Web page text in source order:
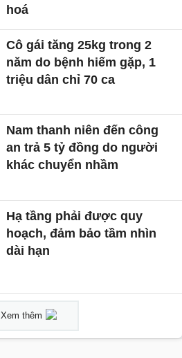
hoá
Cô gái tăng 25kg trong 2
năm do bệnh hiếm gặp, 1
triệu dân chỉ 70 ca
Nam thanh niên đến công
an trả 5 tỷ đồng do người
khác chuyển nhầm
Hạ tầng phải được quy
hoạch, đảm bảo tầm nhìn
dài hạn
Xem thêm